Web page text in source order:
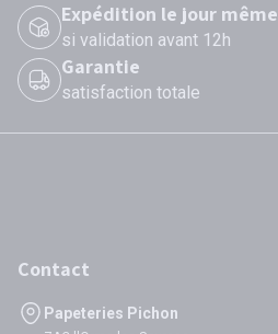
Expédition le jour même
si validation avant 12h
Garantie
satisfaction totale
Contact
Papeteries Pichon